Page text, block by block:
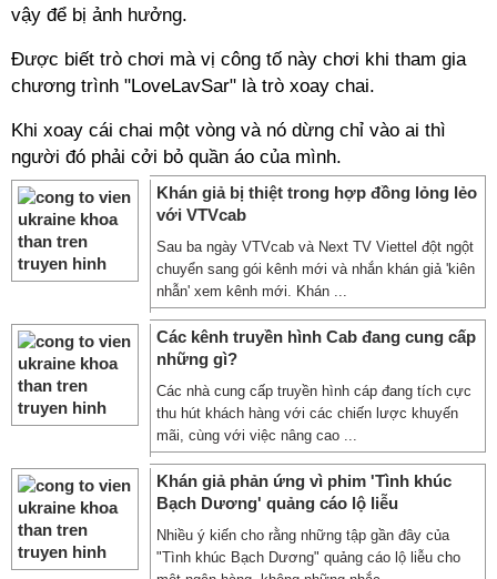
vậy để bị ảnh hưởng.
Được biết trò chơi mà vị công tố này chơi khi tham gia
chương trình "LoveLavSar" là trò xoay chai.
Khi xoay cái chai một vòng và nó dừng chỉ vào ai thì
người đó phải cởi bỏ quần áo của mình.
Khán giả bị thiệt trong hợp đồng lỏng lẻo
với VTVcab
Sau ba ngày VTVcab và Next TV Viettel đột ngột
chuyển sang gói kênh mới và nhắn khán giả 'kiên
nhẫn' xem kênh mới. Khán ...
Các kênh truyền hình Cab đang cung cấp
những gì?
Các nhà cung cấp truyền hình cáp đang tích cực
thu hút khách hàng với các chiến lược khuyến
mãi, cùng với việc nâng cao ...
Khán giả phản ứng vì phim 'Tình khúc
Bạch Dương' quảng cáo lộ liễu
Nhiều ý kiến cho rằng những tập gần đây của
"Tình khúc Bạch Dương" quảng cáo lộ liễu cho